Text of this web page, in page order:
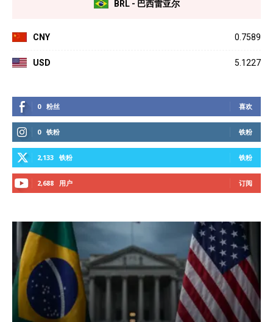
BRL - 巴西雷亚尔
CNY 0.7589
USD 5.1227
0 粉丝 喜欢
0 铁粉 铁粉
2,133 铁粉 铁粉
2,688 用户 订阅